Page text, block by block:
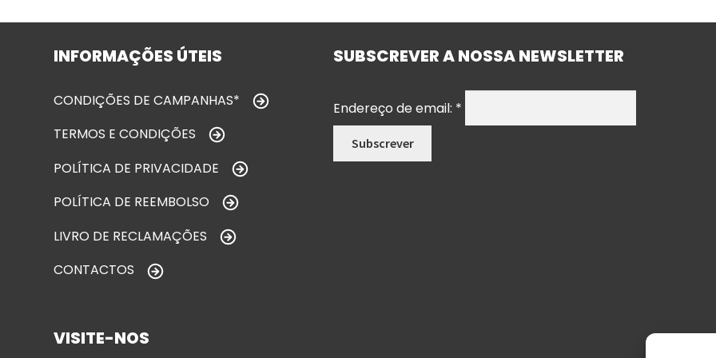
INFORMAÇÕES ÚTEIS
CONDIÇÕES DE CAMPANHAS*
TERMOS E CONDIÇÕES
POLÍTICA DE PRIVACIDADE
POLÍTICA DE REEMBOLSO
LIVRO DE RECLAMAÇÕES
CONTACTOS
SUBSCREVER A NOSSA NEWSLETTER
Endereço de email: *
VISITE-NOS